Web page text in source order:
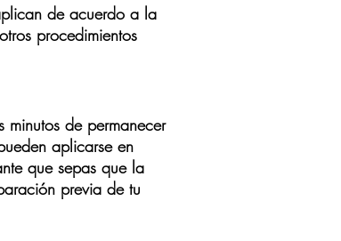
de acuerdo a la
procedimientos
minutos de permanecer
aplicarse en
que sepas que la
previa de tu